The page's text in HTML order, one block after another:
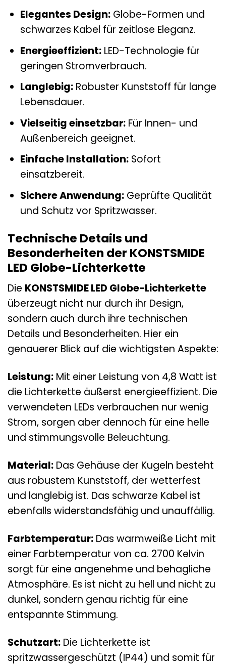
Elegantes Design:Globe-Formen und
schwarzes Kabel für zeitlose Eleganz.
Energieeffizient:LED-Technologie für
geringen Stromverbrauch.
Langlebig:Robuster Kunststoff für lange
Lebensdauer.
Vielseitig einsetzbar:Für Innen- und
Außenbereich geeignet.
Einfache Installation:Sofort
einsatzbereit.
Sichere Anwendung:Geprüfte Qualität
und Schutz vor Spritzwasser.
Technische Details und
Besonderheiten der KONSTSMIDE
LED Globe-Lichterkette
Die KONSTSMIDE LED Globe-Lichterkette
überzeugt nicht nur durch ihr Design,
sondern auch durch ihre technischen
Details und Besonderheiten. Hier ein
genauerer Blick auf die wichtigsten Aspekte:
Leistung: Mit einer Leistung von 4,8 Watt ist
die Lichterkette äußerst energieeffizient. Die
verwendeten LEDs verbrauchen nur wenig
Strom, sorgen aber dennoch für eine helle
und stimmungsvolle Beleuchtung.
Material: Das Gehäuse der Kugeln besteht
aus robustem Kunststoff, der wetterfest
und langlebig ist. Das schwarze Kabel ist
ebenfalls widerstandsfähig und unauffällig.
Farbtemperatur: Das warmweiße Licht mit
einer Farbtemperatur von ca. 2700 Kelvin
sorgt für eine angenehme und behagliche
Atmosphäre. Es ist nicht zu hell und nicht zu
dunkel, sondern genau richtig für eine
entspannte Stimmung.
Schutzart: Die Lichterkette ist
spritzwassergeschützt (IP44) und somit für